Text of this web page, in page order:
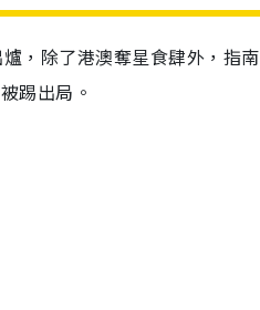
，除了港澳奪星食肆外，指南
踢出局。